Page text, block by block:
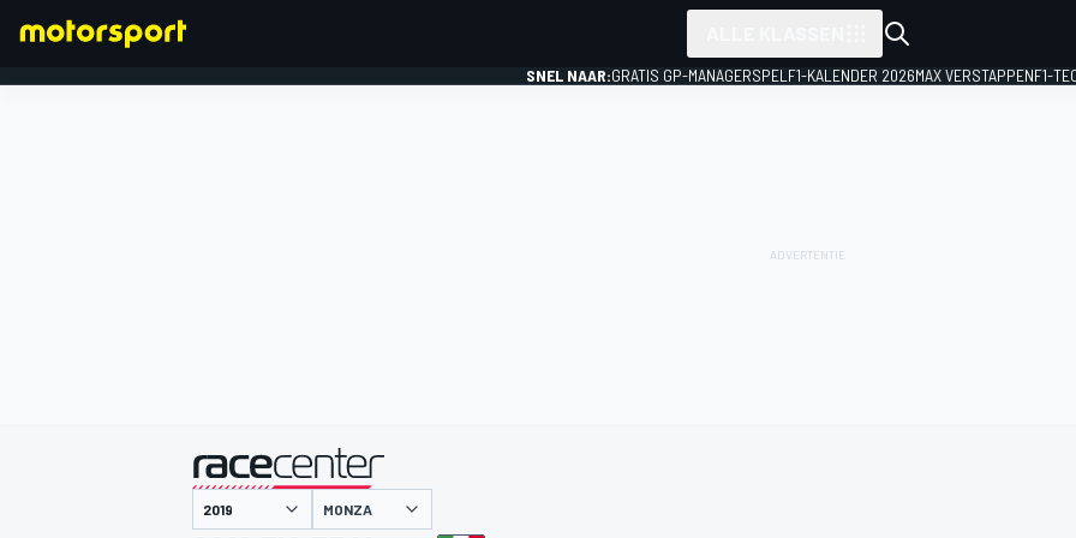
SNEL NAAR:GRATIS GP-MANAGERSPEL F1-KALENDER 2026MAX VERSTAPPENF1-
gepresenteerd door
MONZA